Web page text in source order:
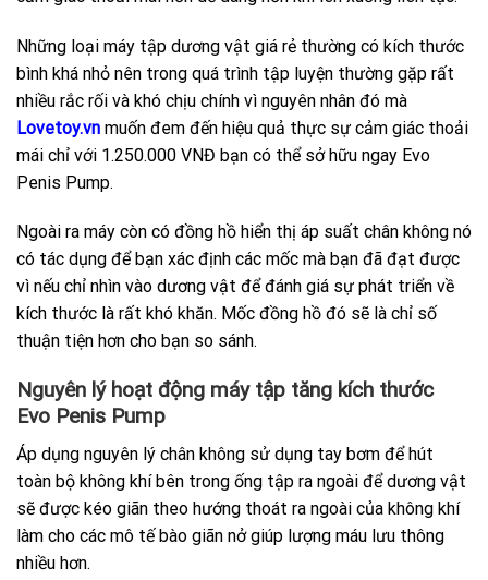
Những loại máy tập dương vật giá rẻ thường có kích thước
bình khá nhỏ nên trong quá trình tập luyện thường gặp rất
nhiều rắc rối và khó chịu chính vì nguyên nhân đó mà
Lovetoy.vn muốn đem đến hiệu quả thực sự cảm giác thoải
mái chỉ với 1.250.000 VNĐ bạn có thể sở hữu ngay Evo
Penis Pump.
Ngoài ra máy còn có đồng hồ hiển thị áp suất chân không nó
có tác dụng để bạn xác định các mốc mà bạn đã đạt được
vì nếu chỉ nhìn vào dương vật để đánh giá sự phát triển về
kích thước là rất khó khăn. Mốc đồng hồ đó sẽ là chỉ số
thuận tiện hơn cho bạn so sánh.
Nguyên lý hoạt động máy tập tăng kích thước
Evo Penis Pump
Áp dụng nguyên lý chân không sử dụng tay bơm để hút
toàn bộ không khí bên trong ống tập ra ngoài để dương vật
sẽ được kéo giãn theo hướng thoát ra ngoài của không khí
làm cho các mô tế bào giãn nở giúp lượng máu lưu thông
nhiều hơn.